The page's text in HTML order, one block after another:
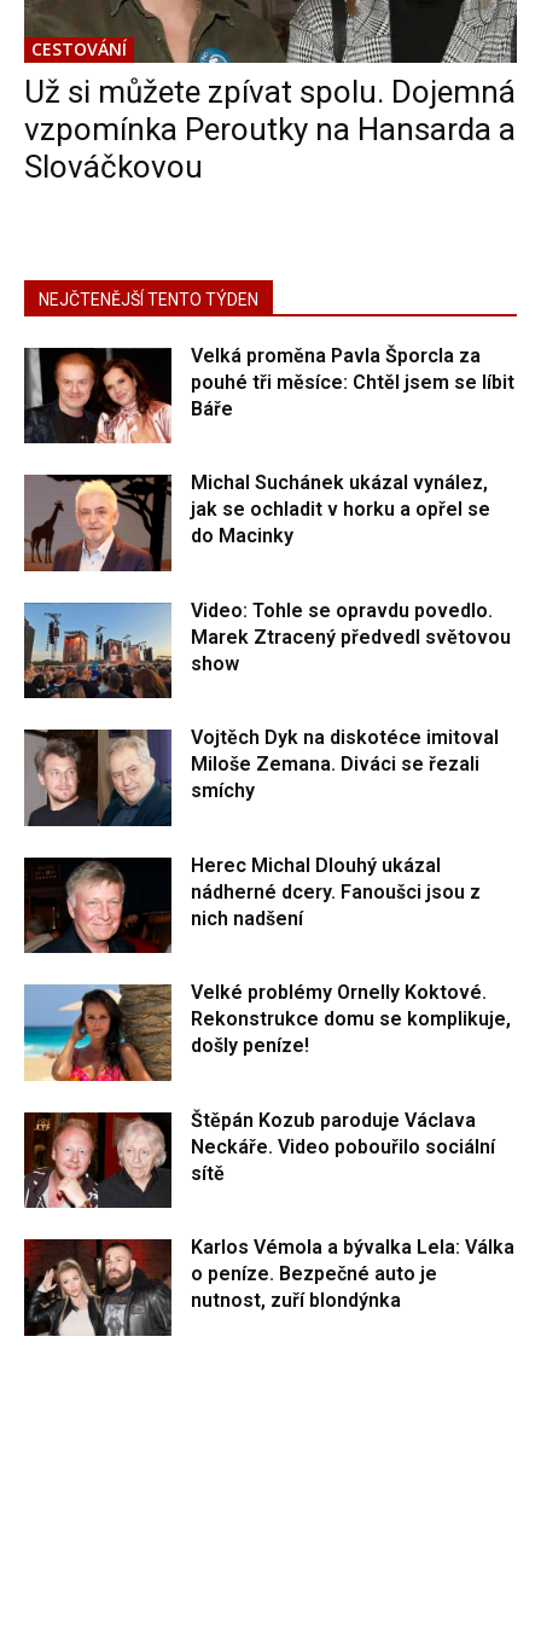
CESTOVÁNÍ
Už si můžete zpívat spolu. Dojemná
vzpomínka Peroutky na Hansarda a
Slováčkovou
NEJČTENĚJŠÍ TENTO TÝDEN
Velká proměna Pavla Šporcla za
pouhé tři měsíce: Chtěl jsem se líbit
Báře
Michal Suchánek ukázal vynález,
jak se ochladit v horku a opřel se
do Macinky
Video: Tohle se opravdu povedlo.
Marek Ztracený předvedl světovou
show
Vojtěch Dyk na diskotéce imitoval
Miloše Zemana. Diváci se řezali
smíchy
Herec Michal Dlouhý ukázal
nádherné dcery. Fanoušci jsou z
nich nadšení
Velké problémy Ornelly Koktové.
Rekonstrukce domu se komplikuje,
došly peníze!
Štěpán Kozub paroduje Václava
Neckáře. Video pobouřilo sociální
sítě
Karlos Vémola a bývalka Lela: Válka
o peníze. Bezpečné auto je
nutnost, zuří blondýnka